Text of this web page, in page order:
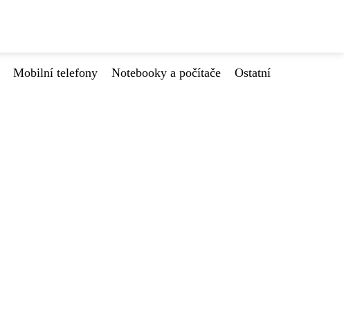
Mobilní telefony Notebooky a počítače
Ostatní